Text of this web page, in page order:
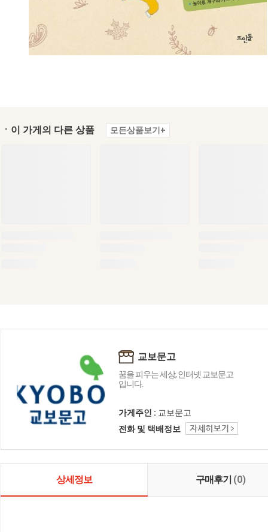
ㆍ이 가게의 다른 상품 모든상품보기+
교보문고
꿈을 피우는 세상, 인터넷 교보문고
입니다.
가게주인 : 교보문고
전화 및 택배정보
상세정보 구매후기 (0)